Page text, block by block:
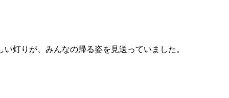
い灯りが、みんなの帰る姿を見送っていました。